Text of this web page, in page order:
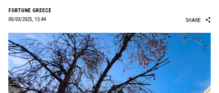
FORTUNE GREECE
05/03/2025, 15:44
SHARE